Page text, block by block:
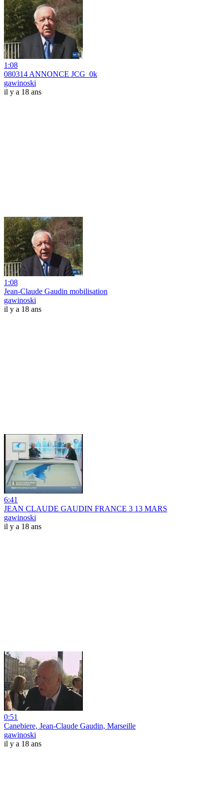
1:08
080314 ANNONCE JCG_0k
gawinoski
il y a 18 ans
1:08
Jean-Claude Gaudin mobilisation
gawinoski
il y a 18 ans
6:41
JEAN CLAUDE GAUDIN FRANCE 3 13 MARS
gawinoski
il y a 18 ans
0:51
Canebiere, Jean-Claude Gaudin, Marseille
gawinoski
il y a 18 ans